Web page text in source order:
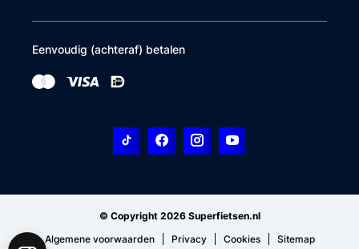
Eenvoudig (achteraf) betalen
© Copyright 2026 Superfietsen.nl
Algemene voorwaarden
Privacy Cookies Sitemap